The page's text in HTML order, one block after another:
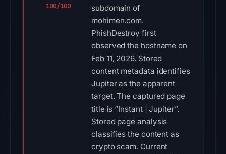
100/100
subdomain of
mohimen.com.
PhishDestroy first
observed the hostname on
Feb 11, 2026. Stored
content metadata identifies
Jupiter as the apparent
target. The captured page
title is “Instant | Jupiter”.
Stored page analysis
classifies the content as
crypto scam. Current